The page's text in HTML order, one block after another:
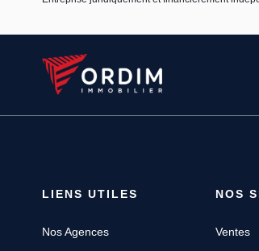
LIENS UTILES
Nos Agences
NOS
Ventes